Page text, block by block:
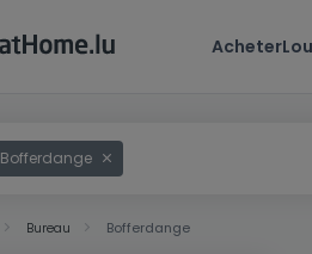
Acheter
Bofferdange
Bureau Bofferdange